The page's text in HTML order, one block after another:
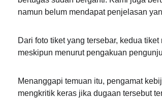
namun belum mendapat penjelasan
Dari foto tiket yang tersebar, kedua
meskipun menurut pengakuan
Menanggapi temuan itu, pengamat
mengkritik keras jika dugaan tersebut